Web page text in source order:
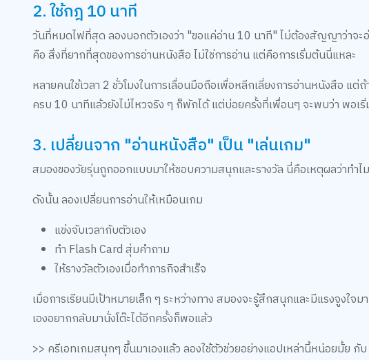
2. ใช้กฎ 10 นาที
วันที่หมดไฟที่สุด ลองบอกตัวเองว่า "ขอแค่อ่าน 10 นาที" ไม่ต้องสัญญาว่าจ
คือ สิ่งที่ยากที่สุดของการอ่านหนังสือ ไม่ใช่การอ่าน แต่คือการเริ่มต้นนี่แหละ
หลายคนใช้เวลา 2 ชั่วโมงในการเลื่อนมือถือเพื่อหลีกเลี่ยงการอ่านหนังสือ แต่
ครบ 10 นาทีแล้วยังไม่ไหวจริง ๆ ก็พักได้ แต่บ่อยครั้งที่เพื่อนๆ จะพบว่า พอเ
3. เปลี่ยนจาก "อ่านหนังสือ" เป็น "เล่นเกม"
สมองของวัยรุ่นถูกออกแบบมาให้ชอบความสนุกและรางวัล นี่คือเหตุผลว่าทำไ
ดังนั้น ลองเปลี่ยนการอ่านให้เหมือนเกม
แข่งจับเวลากับตัวเอง
ทำ Flash Card สุ่มคำถาม
ให้รางวัลตัวเองเมื่อทำภารกิจสำเร็จ
เมื่อการเรียนมีเป้าหมายเล็ก ๆ ระหว่างทาง สมองจะรู้สึกสนุกและมีแรงจูงใจ
เองอยากกลับมานั่งโต๊ะได้อีกครั้งก็พอแล้ว
>> ครีเอทเกมสนุกๆ ขึ้นมาเองแล้ว ลองใช้ตัวช่วยอย่างแอปเหล่านี้หน่อยมั้ย